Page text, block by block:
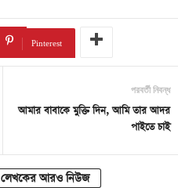
Pinterest
পরবর্তী নিবন্ধ
আমার বাবাকে মুক্তি দিন, আমি তার আদর
পাইতে চাই
লেখকের আরও নিউজ